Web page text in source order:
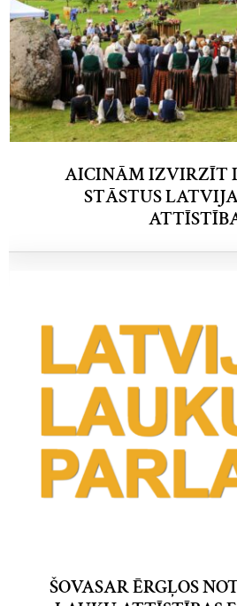
AICINĀM IZVIRZĪT
STĀSTUS
ŠOVASAR ĒRGĻOS